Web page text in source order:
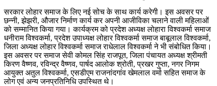
सरकार लोहार समाज के लिए नई सोच के साथ कार्य करेगी। इस अवसर पर
छन्नी, झेझरी, औजार निर्माण कार्य कर अपनी आजीविका चलाने वाली महिलाओं
को सम्मानित किया गया। कार्यक्रम को प्रदेश अध्यक्ष लोहारा विश्वकर्मा समाज
धनीराम विश्वकर्मा, प्रदेश उपाध्यक्ष लोहार विश्वकर्मा समाज बाबूलाल विश्वकर्मा,
जिला अध्यक्ष लोहार विश्वकर्मा समाज राधेलाल विश्वकर्मा ने भी संबोधित किया।
इस अवसर पर समाज सेवी कोमल सिंह राजपूत, जिला पंचायत अध्यक्ष श्रीमती
किरण वैष्णव, रविन्द्र वैष्णव, पार्षद आलोक श्रोती, प्रखर गुप्ता, नगर निगम
आयुक्त अतुल विश्वकर्मा, एसडीएम राजनांदगांव खेमलाल वर्मा सहित समाज के
लोग एवं अन्य जनप्रतिनिधि उपस्थित थे।